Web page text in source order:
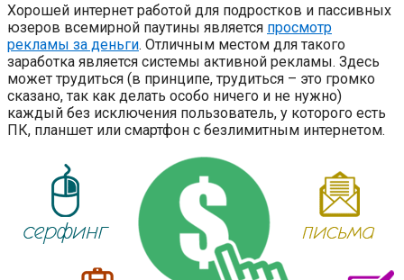
Хорошей интернет работой для подростков и пассивных
юзеров всемирной паутины является просмотр
рекламы за деньги. Отличным местом для такого
заработка является системы активной рекламы. Здесь
может трудиться (в принципе, трудиться – это громко
сказано, так как делать особо ничего и не нужно)
каждый без исключения пользователь, у которого есть
ПК, планшет или смартфон с безлимитным интернетом.